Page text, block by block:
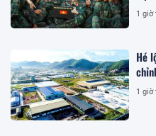
1 giờ
Hé
1 giờ